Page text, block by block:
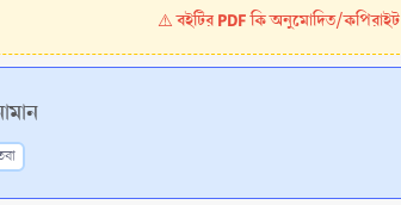
⚠️বইটির PDF কি অনুমোদিত/